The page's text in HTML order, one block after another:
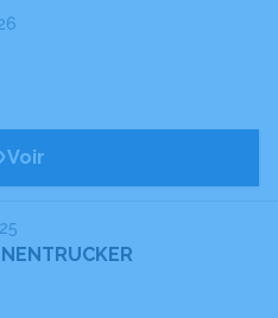
Voir